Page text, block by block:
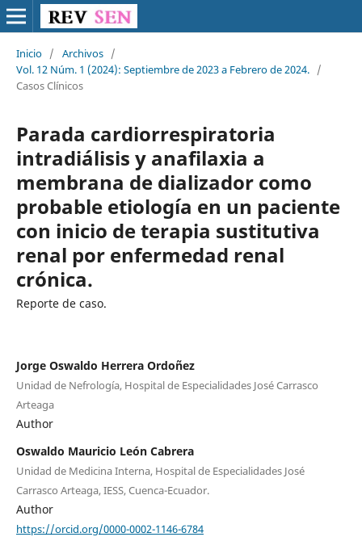
Inicio / Archivos /
Vol. 12 Núm. 1 (2024): Septiembre de 2023 a Febrero de 2024. /
Casos Clínicos
Parada cardiorrespiratoria
intradiálisis y anafilaxia a
membrana de dializador como
probable etiología en un paciente
con inicio de terapia sustitutiva
renal por enfermedad renal
crónica.
Reporte de caso.
Jorge Oswaldo Herrera Ordoñez
Unidad de Nefrología, Hospital de Especialidades José Carrasco
Arteaga
Author
Oswaldo Mauricio León Cabrera
Unidad de Medicina Interna, Hospital de Especialidades José
Carrasco Arteaga, IESS, Cuenca-Ecuador.
Author
https://orcid.org/0000-0002-1146-6784